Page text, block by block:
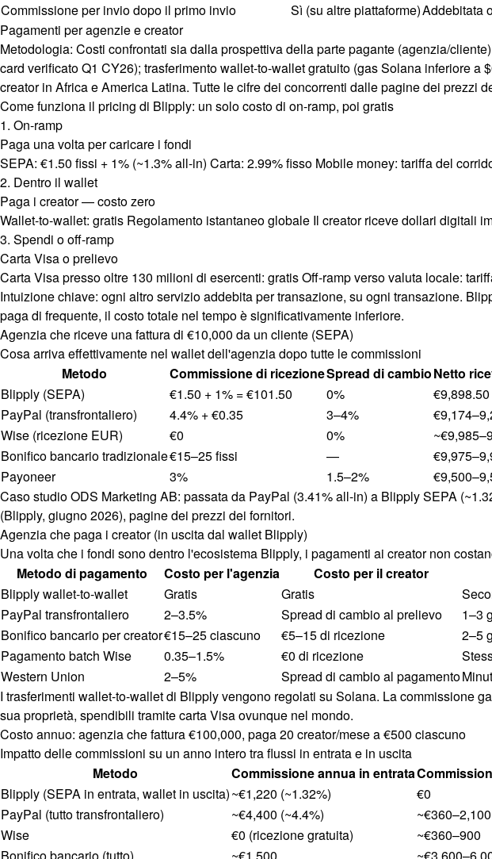
Commissione per invio dopo il primo invio
Sì (su altre piattaforme)Addebitata
Pagamenti per agenzie e creator
Metodologia: Costi confrontati sia dalla prospettiva della parte pagante (agenzia/
card verificato Q1 CY26); trasferimento wallet-to-wallet gratuito (gas Solana inferiore
creator in Africa e America Latina. Tutte le cifre dei concorrenti dalle pagine dei prezzi
Come funziona il pricing di Blipply: un solo costo di on-ramp, poi gratis
1. On-ramp
Paga una volta per caricare i fondi
SEPA: €1.50 fissi + 1% (~1.3% all-in) Carta: 2.99% fisso Mobile money: tariffa del
2. Dentro il wallet
Paga i creator — costo zero
Wallet-to-wallet: gratis Regolamento istantaneo globale Il creator riceve dollari digitali
3. Spendi o off-ramp
Carta Visa o prelievo
Carta Visa presso oltre 130 milioni di esercenti: gratis Off-ramp verso valuta locale:
Intuizione chiave: ogni altro servizio addebita per transazione, su ogni transazione.
paga di frequente, il costo totale nel tempo è significativamente inferiore.
Agenzia che riceve una fattura di €10,000 da un cliente (SEPA)
Cosa arriva effettivamente nel wallet dell'agenzia dopo tutte le commissioni
Metodo
Commissione di ricezioneSpread di cambioNetto
Blipply (SEPA)
€1.50 + 1% = €101.50 0% €9,898.50
PayPal (transfrontaliero)
4.4% + €0.35 3–4%
Wise (ricezione EUR)
€0 0%
Bonifico bancario tradizionale€15–25 fissi —
Payoneer
3% 1.5–2%
Caso studio ODS Marketing AB: passata da PayPal (3.41% all-in) a Blipply SEPA
(Blipply, giugno 2026), pagine dei prezzi dei fornitori.
Agenzia che paga i creator (in uscita dal wallet Blipply)
Una volta che i fondi sono dentro l'ecosistema Blipply, i pagamenti ai creator non
Metodo di pagamento
Costo per l'agenzia Costo per il creator
Blipply wallet-to-wallet
Gratis Gratis
PayPal transfrontaliero
2–3.5% Spread di cambio al prelievo 1–3
Bonifico bancario per creator€15–25 ciascuno €5–15 di ricezione 2–5
Pagamento batch Wise
0.35–1.5% €0 di ricezione
Western Union
2–5% Spread di cambio al pagamento
I trasferimenti wallet-to-wallet di Blipply vengono regolati su Solana. La commissione
sua proprietà, spendibili tramite carta Visa ovunque nel mondo.
Costo annuo: agenzia che fattura €100,000, paga 20 creator/mese a €500 ciascuno
Impatto delle commissioni su un anno intero tra flussi in entrata e in uscita
Metodo
Commissione annua in entrata
Blipply (SEPA in entrata, wallet in uscita)~€1,220 (~1.32%) €0
PayPal (tutto transfrontaliero)
~€4,400 (~4.4%) ~€360–2,100
Wise
€0 (ricezione gratuita) ~€360–900